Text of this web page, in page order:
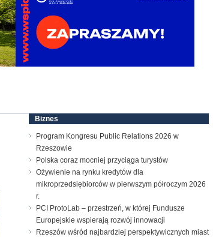
Biznes
Program Kongresu Public Relations 2026 w
Rzeszowie
Polska coraz mocniej przyciąga turystów
Ożywienie na rynku kredytów dla
mikroprzedsiębiorców w pierwszym półroczym 2026
r.
PCI ProtoLab – przestrzeń, w której Fundusze
Europejskie wspierają rozwój innowacji
Rzeszów wśród najbardziej perspektywicznych miast